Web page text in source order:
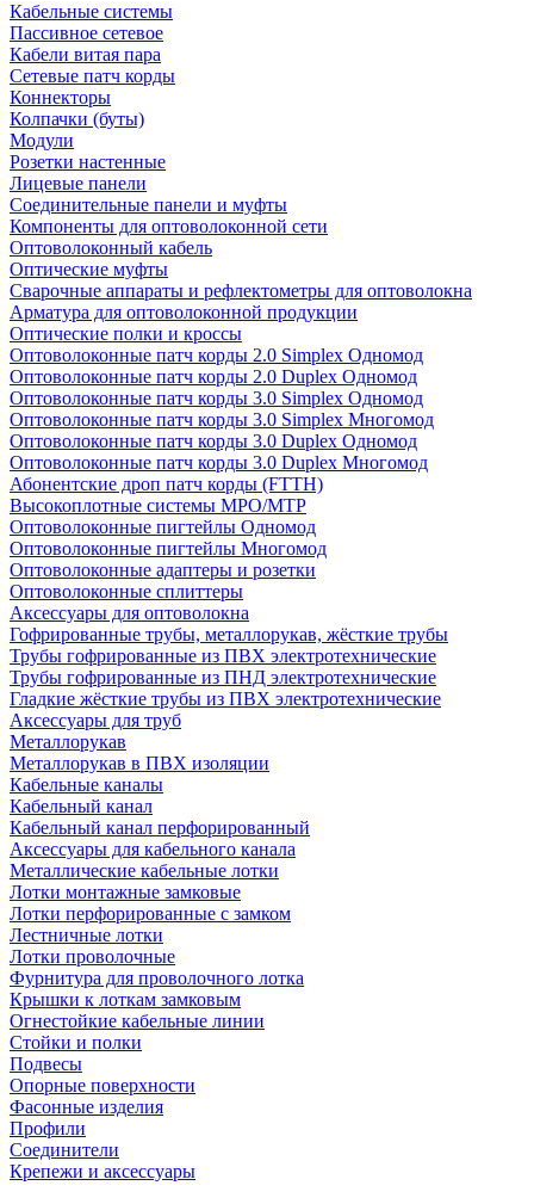
Кабельные системы
Пассивное сетевое
Кабели витая пара
Сетевые патч корды
Коннекторы
Колпачки (буты)
Модули
Розетки настенные
Лицевые панели
Соединительные панели и муфты
Компоненты для оптоволоконной сети
Оптоволоконный кабель
Оптические муфты
Сварочные аппараты и рефлектометры для оптоволокна
Арматура для оптоволоконной продукции
Оптические полки и кроссы
Оптоволоконные патч корды 2.0 Simplex Одномод
Оптоволоконные патч корды 2.0 Duplex Одномод
Оптоволоконные патч корды 3.0 Simplex Одномод
Оптоволоконные патч корды 3.0 Simplex Многомод
Оптоволоконные патч корды 3.0 Duplex Одномод
Оптоволоконные патч корды 3.0 Duplex Многомод
Абонентские дроп патч корды (FTTH)
Высокоплотные системы MPO/MTP
Оптоволоконные пигтейлы Одномод
Оптоволоконные пигтейлы Многомод
Оптоволоконные адаптеры и розетки
Оптоволоконные сплиттеры
Аксессуары для оптоволокна
Гофрированные трубы, металлорукав, жёсткие трубы
Трубы гофрированные из ПВХ электротехнические
Трубы гофрированные из ПНД электротехнические
Гладкие жёсткие трубы из ПВХ электротехнические
Аксессуары для труб
Металлорукав
Металлорукав в ПВХ изоляции
Кабельные каналы
Кабельный канал
Кабельный канал перфорированный
Аксессуары для кабельного канала
Металлические кабельные лотки
Лотки монтажные замковые
Лотки перфорированные с замком
Лестничные лотки
Лотки проволочные
Фурнитура для проволочного лотка
Крышки к лоткам замковым
Огнестойкие кабельные линии
Стойки и полки
Подвесы
Опорные поверхности
Фасонные изделия
Профили
Соединители
Крепежи и аксессуары